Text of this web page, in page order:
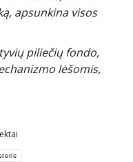
apsunkina visos
piliečių fondo,
lėšomis,